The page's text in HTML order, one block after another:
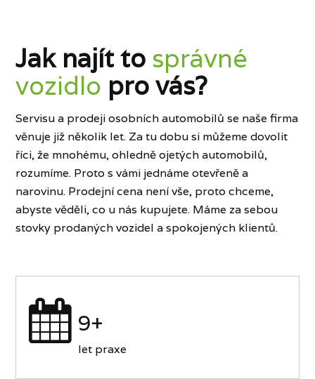
Jak najít to správné
vozidlo pro vás?
Servisu a prodeji osobních automobilů se naše firma
věnuje již několik let. Za tu dobu si můžeme dovolit
říci, že mnohému, ohledně ojetých automobilů,
rozumíme. Proto s vámi jednáme otevřeně a
narovinu. Prodejní cena není vše, proto chceme,
abyste věděli, co u nás kupujete. Máme za sebou
stovky prodaných vozidel a spokojených klientů.
9+
let praxe